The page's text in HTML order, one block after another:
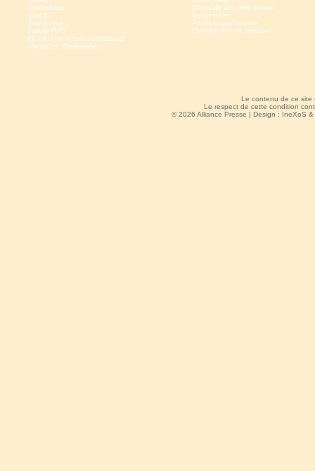
SpirituElles
Just 4U
Trampoline
Family-FIPS
Quart d'heure pour l'essentiel
Vacances Chrétiennes
Offres de dernière minute
Rechercher
Accès organisateurs
Commander un numéro
Le contenu de ce site
Le respect de cette condition
© 2026 Alliance Presse | Design : IneXoS &